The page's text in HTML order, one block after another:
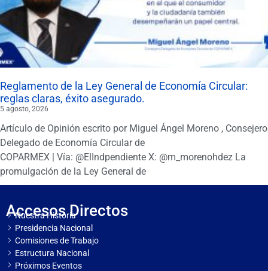
Reglamento de la Ley General de Economía Circular:
reglas claras, éxito asegurado.
5 agosto, 2026
Artículo de Opinión escrito por Miguel Ángel Moreno , Consejero
Delegado de Economía Circular de
COPARMEX | Vía: @ElIndpendiente X: @m_morenohdez La
promulgación de la Ley General de
Accesos Directos
Nuestra Historia
Presidencia Nacional
Comisiones de Trabajo
Estructura Nacional
Próximos Eventos